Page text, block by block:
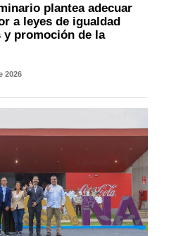
plantea adecuar
a leyes de igualdad
y promoción de la
2026